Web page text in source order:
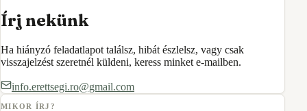
Írj nekünk
Ha hiányzó feladatlapot találsz, hibát észlelsz, vagy csak
visszajelzést szeretnél küldeni, keress minket e-mailben.
info.erettsegi.ro@gmail.com
MIKOR ÍRJ?